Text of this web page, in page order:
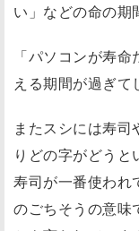
い」などの命の期
「パソコンが寿
える期間が過ぎて
またスシには寿
りどの字がどう
寿司が一番使われ
のごちそうの意味